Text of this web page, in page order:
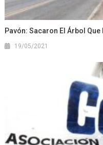
Pavón: Sacaron El Árbol Que
19/05/2021